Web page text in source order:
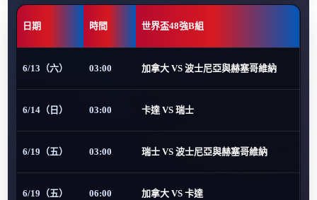
日期 時間 世界盃48強B組
6/13（六） 03:00 加拿大 VS 波士尼亞與赫塞哥維納
6/14（日） 03:00 卡達 VS 瑞士
6/19（五） 03:00 瑞士 VS 波士尼亞與赫塞哥維納
6/19（五） 06:00 加拿大 VS 卡達